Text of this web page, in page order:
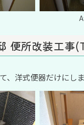
便所改装工事
、洋式便器だけにしま